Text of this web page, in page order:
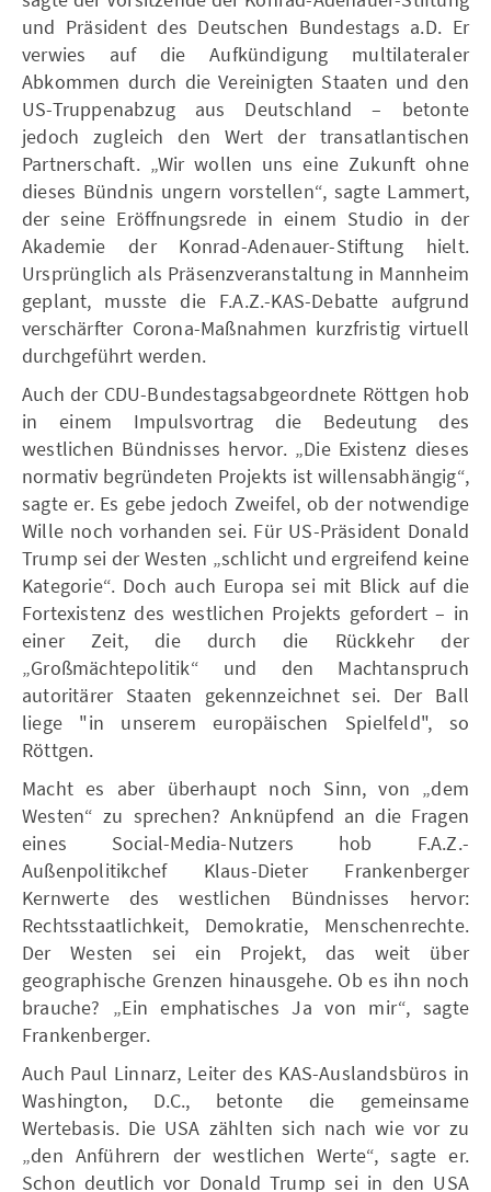
und Präsident des Deutschen Bundestags a.D. Er
verwies auf die Aufkündigung multilateraler
Abkommen durch die Vereinigten Staaten und den
US-Truppenabzug aus Deutschland – betonte
jedoch zugleich den Wert der transatlantischen
Partnerschaft. „Wir wollen uns eine Zukunft ohne
dieses Bündnis ungern vorstellen“, sagte Lammert,
der seine Eröffnungsrede in einem Studio in der
Akademie der Konrad-Adenauer-Stiftung hielt.
Ursprünglich als Präsenzveranstaltung in Mannheim
geplant, musste die F.A.Z.-KAS-Debatte aufgrund
verschärfter Corona-Maßnahmen kurzfristig virtuell
durchgeführt werden.
Auch der CDU-Bundestagsabgeordnete Röttgen hob
in einem Impulsvortrag die Bedeutung des
westlichen Bündnisses hervor. „Die Existenz dieses
normativ begründeten Projekts ist willensabhängig“,
sagte er. Es gebe jedoch Zweifel, ob der notwendige
Wille noch vorhanden sei. Für US-Präsident Donald
Trump sei der Westen „schlicht und ergreifend keine
Kategorie“. Doch auch Europa sei mit Blick auf die
Fortexistenz des westlichen Projekts gefordert – in
einer Zeit, die durch die Rückkehr der
„Großmächtepolitik“ und den Machtanspruch
autoritärer Staaten gekennzeichnet sei. Der Ball
liege "in unserem europäischen Spielfeld", so
Röttgen.
Macht es aber überhaupt noch Sinn, von „dem
Westen“ zu sprechen? Anknüpfend an die Fragen
eines Social-Media-Nutzers hob F.A.Z.-
Außenpolitikchef Klaus-Dieter Frankenberger
Kernwerte des westlichen Bündnisses hervor:
Rechtsstaatlichkeit, Demokratie, Menschenrechte.
Der Westen sei ein Projekt, das weit über
geographische Grenzen hinausgehe. Ob es ihn noch
brauche? „Ein emphatisches Ja von mir“, sagte
Frankenberger.
Auch Paul Linnarz, Leiter des KAS-Auslandsbüros in
Washington, D.C., betonte die gemeinsame
Wertebasis. Die USA zählten sich nach wie vor zu
„den Anführern der westlichen Werte“, sagte er.
Schon deutlich vor Donald Trump sei in den USA